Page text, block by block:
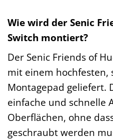
Wie wird der Senic
Switch montiert?
Der Senic Friends of
mit einem hochfesten,
Montagepad geliefert.
einfache und schnelle
Oberflächen, ohne
geschraubt werden